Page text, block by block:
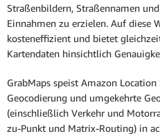
Straßenbildern, Straßennamen
Einnahmen zu erzielen. Auf diese
kosteneffizient und bietet
Kartendaten hinsichtlich
GrabMaps speist Amazon
Geocodierung und umgekehrte
(einschließlich Verkehr und
zu-Punkt und Matrix-Routing) in